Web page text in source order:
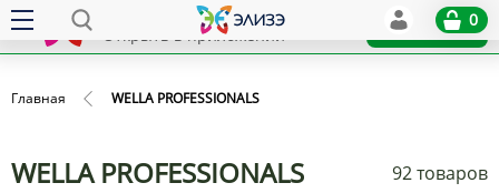
x
Открыть в приложении
Установить
0
Главная WELLA PROFESSIONALS
WELLA PROFESSIONALS 92 товаров